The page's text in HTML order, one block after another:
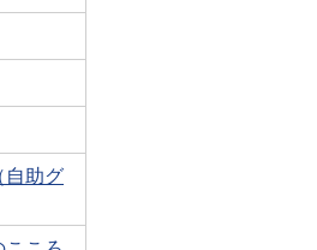
自助グ